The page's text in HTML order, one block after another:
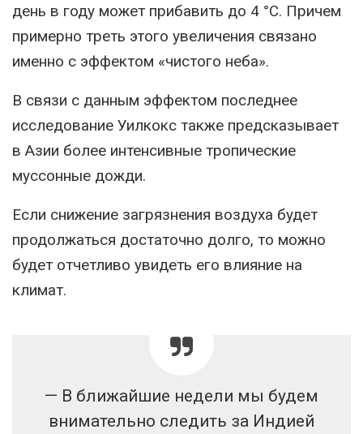
день в году может прибавить до 4 °С. Причем
примерно треть этого увеличения связано
именно с эффектом «чистого неба».
В связи с данным эффектом последнее
исследование Уилкокс также предсказывает
в Азии более интенсивные тропические
муссонные дожди.
Если снижение загрязнения воздуха будет
продолжаться достаточно долго, то можно
будет отчетливо увидеть его влияние на
климат.
— В ближайшие недели мы будем
внимательно следить за Индией